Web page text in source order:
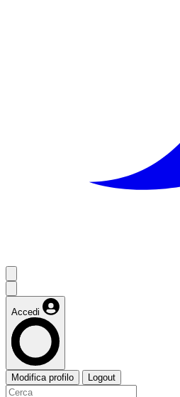
Accedi
Modifica profilo Logout